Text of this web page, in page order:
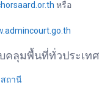
หรือ
คลุมพื้นที่ทั่วประเทศ
สถานี